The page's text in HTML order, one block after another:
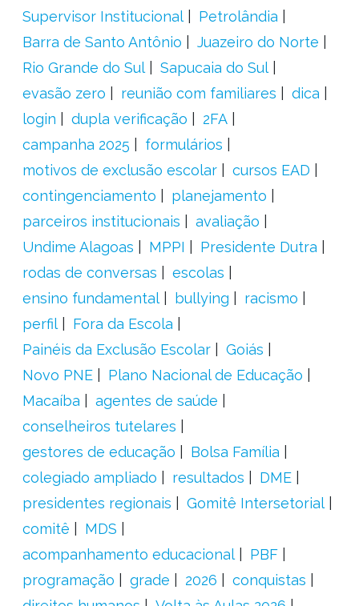
Supervisor Institucional
Petrolândia
Barra de Santo Antônio
Juazeiro do Norte
Rio Grande do Sul
Sapucaia do Sul
evasão zero
reunião com familiares
dica
login
dupla verificação
2FA
campanha 2025
formulários
motivos de exclusão escolar
cursos EAD
contingenciamento
planejamento
parceiros institucionais
avaliação
Undime Alagoas
MPPI
Presidente Dutra
rodas de conversas
escolas
ensino fundamental
bullying
racismo
perfil
Fora da Escola
Painéis da Exclusão Escolar
Goiás
Novo PNE
Plano Nacional de Educação
Macaíba
agentes de saúde
conselheiros tutelares
gestores de educação
Bolsa Família
colegiado ampliado
resultados
DME
presidentes regionais
Gomitê Intersetorial
comitê
MDS
acompanhamento educacional
PBF
programação
grade 2026
conquistas